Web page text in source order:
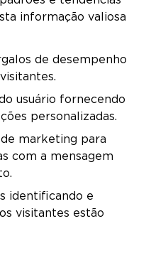
informação valiosa
de desempenho
usuário fornecendo
personalizadas.
marketing para
com a mensagem
identificando e
visitantes estão